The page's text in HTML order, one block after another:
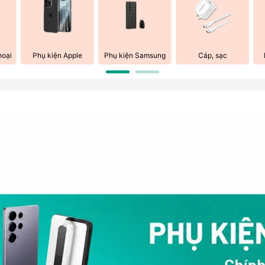
Phụ kiện Apple Phụ kiện Samsung Cáp, sạc